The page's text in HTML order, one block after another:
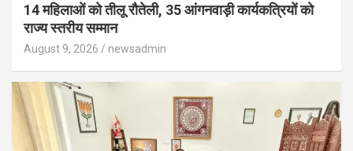
14 महिलाओं को तीलू रौतेली, 35 आंगनवाड़ी कार्यकत्रियों को
राज्य स्तरीय सम्मान
August 9, 2026 newsadmin